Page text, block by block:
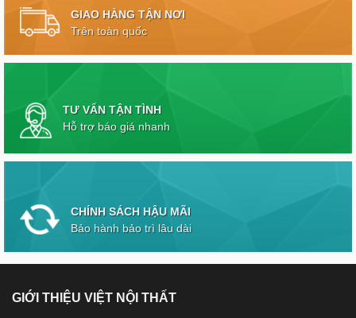
GIAO HÀNG TẬN NƠI
Trên toàn quốc
TƯ VẤN TẬN TÌNH
Hỗ trợ báo giá nhanh
CHÍNH SÁCH HẬU MÃI
Bảo hành bảo trì lâu dài
GIỚI THIỆU VIỆT NỘI THẤT